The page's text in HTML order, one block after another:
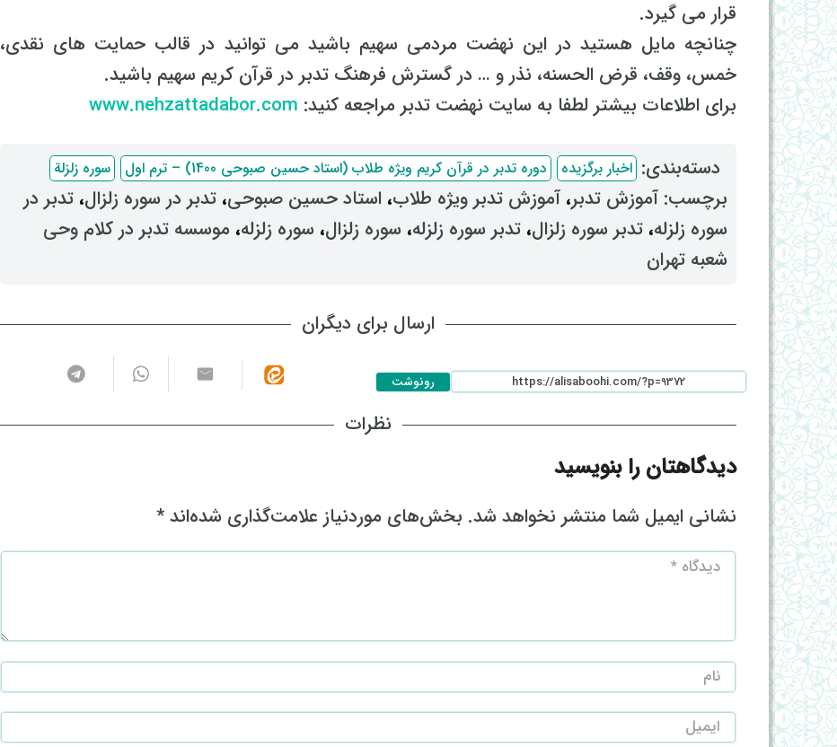
قرار می گیرد.
چنانچه مایل هستید در این نهضت مردمی سهیم باشید می توانید در قالب حمایت های نقدی،
خمس، وقف، قرض الحسنه، نذر و … در گسترش فرهنگ تدبر در قرآن کریم سهیم باشید.
برای اطلاعات بیشتر لطفا به سایت نهضت تدبر مراجعه کنید: www.nehzattadabor.com
دسته‌بندی: ‌اخبار برگزیده دوره تدبر در قرآن کریم ویژه طلاب (استاد حسین صبوحی 1400) – ترم اول سوره زلزلة
برچسب: ‌ آموزش تدبر، ‌ آموزش تدبر ویژه طلاب، ‌ استاد حسین صبوحی، ‌ تدبر در سوره زلزال، ‌ تدبر در
سوره زلزله، ‌ تدبر سوره زلزال، ‌ تدبر سوره زلزله، ‌ سوره زلزال، ‌ سوره زلزله، ‌ موسسه تدبر در کلام وحی
شعبه تهران
ارسال برای دیگران
رونوشت
نظرات
دیدگاهتان را بنویسید
نشانی ایمیل شما منتشر نخواهد شد. بخش‌های موردنیاز علامت‌گذاری شده‌اند*